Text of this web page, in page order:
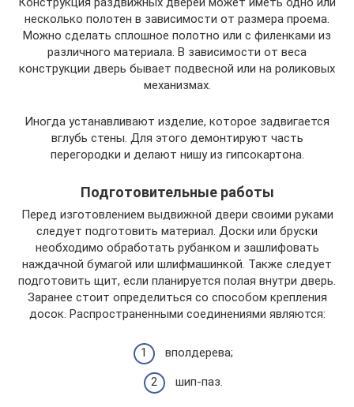
несколько полотен в зависимости от размера проема.
Можно сделать сплошное полотно или с филенками из
различного материала. В зависимости от веса
конструкции дверь бывает подвесной или на роликовых
механизмах.
Иногда устанавливают изделие, которое задвигается
вглубь стены. Для этого демонтируют часть
перегородки и делают нишу из гипсокартона.
Подготовительные работы
Перед изготовлением выдвижной двери своими руками
следует подготовить материал. Доски или бруски
необходимо обработать рубанком и зашлифовать
наждачной бумагой или шлифмашинкой. Также следует
подготовить щит, если планируется полая внутри дверь.
Заранее стоит определиться со способом крепления
досок. Распространенными соединениями являются:
вполдерева;
шип-паз.